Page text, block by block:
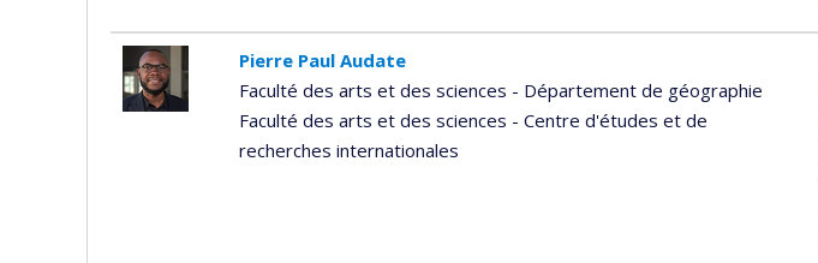
Pierre Paul Audate
Faculté des arts et des sciences - Département de géographie
Faculté des arts et des sciences - Centre d'études et de
recherches internationales